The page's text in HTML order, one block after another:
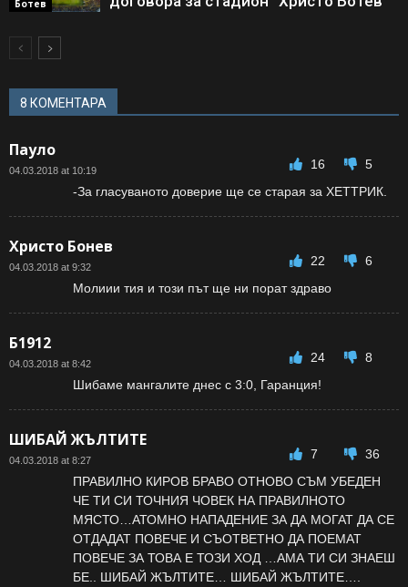
Ботев
8 КОМЕНТАРА
Пауло
04.03.2018 at 10:19 16
5
-За гласуваното доверие ще се старая за ХЕТТРИК.
Христо Бонев
04.03.2018 at 9:32 22
6
Молиии тия и този път ще ни порат здраво
Б1912
04.03.2018 at 8:42 24
8
Шибаме мангалите днес с 3:0, Гаранция!
ШИБАЙ ЖЪЛТИТЕ
04.03.2018 at 8:27 7
36
ПРАВИЛНО КИРОВ БРАВО ОТНОВО СЪМ УБЕДЕН
ЧЕ ТИ СИ ТОЧНИЯ ЧОВЕК НА ПРАВИЛНОТО
МЯСТО…АТОМНО НАПАДЕНИЕ ЗА ДА МОГАТ ДА СЕ
ОТДАДАТ ПОВЕЧЕ И СЪОТВЕТНО ДА ПОЕМАТ
ПОВЕЧЕ ЗА ТОВА Е ТОЗИ ХОД …АМА ТИ СИ ЗНАЕШ
БЕ.. ШИБАЙ ЖЪЛТИТЕ… ШИБАЙ ЖЪЛТИТЕ….